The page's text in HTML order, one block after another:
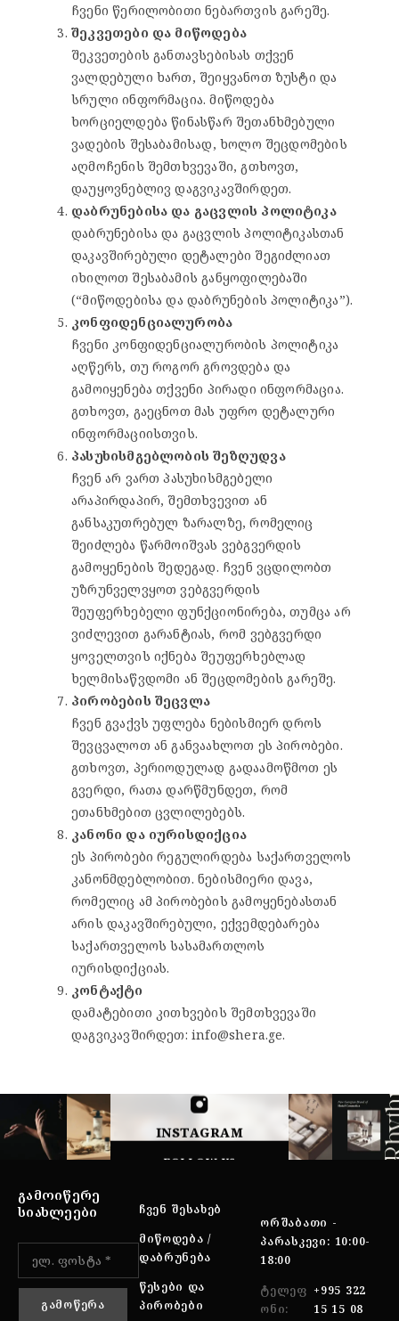
ჩვენი წერილობითი ნებართვის გარეშე.
შეკვეთები და მიწოდება
შეკვეთების განთავსებისას თქვენ
ვალდებული ხართ, შეიყვანოთ ზუსტი და
სრული ინფორმაცია. მიწოდება
ხორციელდება წინასწარ შეთანხმებული
ვადების შესაბამისად, ხოლო შეცდომების
აღმოჩენის შემთხვევაში, გთხოვთ,
დაუყოვნებლივ დაგვიკავშირდეთ.
დაბრუნებისა და გაცვლის პოლიტიკა
დაბრუნებისა და გაცვლის პოლიტიკასთან
დაკავშირებული დეტალები შეგიძლიათ
იხილოთ შესაბამის განყოფილებაში
(“მიწოდებისა და დაბრუნების პოლიტიკა”).
კონფიდენციალურობა
ჩვენი კონფიდენციალურობის პოლიტიკა
აღწერს, თუ როგორ გროვდება და
გამოიყენება თქვენი პირადი ინფორმაცია.
გთხოვთ, გაეცნოთ მას უფრო დეტალური
ინფორმაციისთვის.
პასუხისმგებლობის შეზღუდვა
ჩვენ არ ვართ პასუხისმგებელი
არაპირდაპირ, შემთხვევით ან
განსაკუთრებულ ზარალზე, რომელიც
შეიძლება წარმოიშვას ვებგვერდის
გამოყენების შედეგად. ჩვენ ვცდილობთ
უზრუნველვყოთ ვებგვერდის
შეუფერხებელი ფუნქციონირება, თუმცა არ
ვიძლევით გარანტიას, რომ ვებგვერდი
ყოველთვის იქნება შეუფერხებლად
ხელმისაწვდომი ან შეცდომების გარეშე.
პირობების შეცვლა
ჩვენ გვაქვს უფლება ნებისმიერ დროს
შევცვალოთ ან განვაახლოთ ეს პირობები.
გთხოვთ, პერიოდულად გადაამოწმოთ ეს
გვერდი, რათა დარწმუნდეთ, რომ
ეთანხმებით ცვლილებებს.
კანონი და იურისდიქცია
ეს პირობები რეგულირდება საქართველოს
კანონმდებლობით. ნებისმიერი დავა,
რომელიც ამ პირობების გამოყენებასთან
არის დაკავშირებული, ექვემდებარება
საქართველოს სასამართლოს
იურისდიქციას.
კონტაქტი
დამატებითი კითხვების შემთხვევაში
დაგვიკავშირდეთ: info@shera.ge.
INSTAGRAM
FOLLOW US
ᲒᲐᲛᲝᲘᲬᲔᲠᲔ
ᲡᲘᲐᲮᲚᲔᲔᲑᲘ
ᲩᲕᲔᲜ ᲨᲔᲡᲐᲮᲔᲑ
ᲛᲘᲬᲝᲓᲔᲑᲐ /
ᲓᲐᲑᲠᲣᲜᲔᲑᲐ
ᲬᲔᲡᲔᲑᲘ ᲓᲐ
ᲞᲘᲠᲝᲑᲔᲑᲘ
ᲝᲠᲨᲐᲑᲐᲗᲘ -
ᲞᲐᲠᲐᲡᲙᲔᲕᲘ: 10:00-
18:00
ᲢᲔᲚᲔᲤ
ᲝᲜᲘ:
+995 322
15 15 08